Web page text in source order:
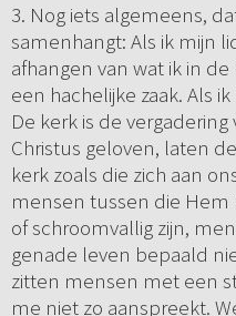
3. Nog iets algemeens,
samenhangt: Als ik mijn
afhangen van wat ik in
een hachelijke zaak. Als
De kerk is de
Christus geloven, laten
kerk zoals die zich aan
mensen tussen die Hem
of schroomvallig zijn,
genade leven bepaald
zitten mensen met een
me niet zo aanspreekt.